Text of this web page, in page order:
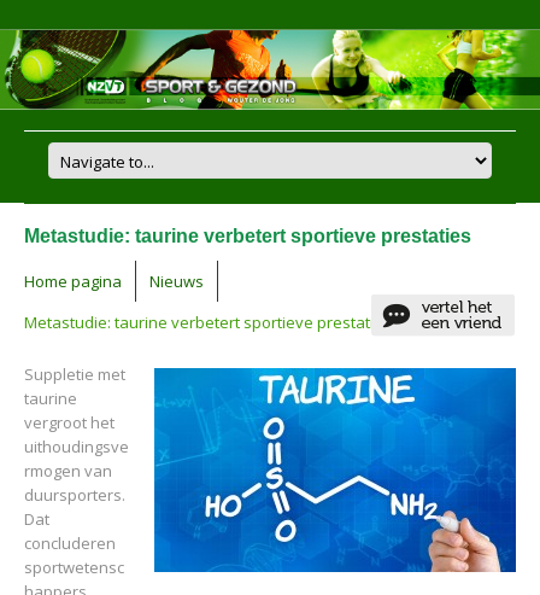
Metastudie: taurine verbetert sportieve prestaties
Home pagina
Nieuws
Metastudie: taurine verbetert sportieve prestaties
Suppletie met
taurine
vergroot het
uithoudingsve
rmogen van
duursporters.
Dat
concluderen
sportwetensc